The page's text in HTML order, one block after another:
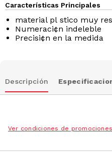
Características Principales
material pl stico muy
Numeraci¢n indeleble
Precisi¢n en la medida
Descripción
Ver condiciones de promociones